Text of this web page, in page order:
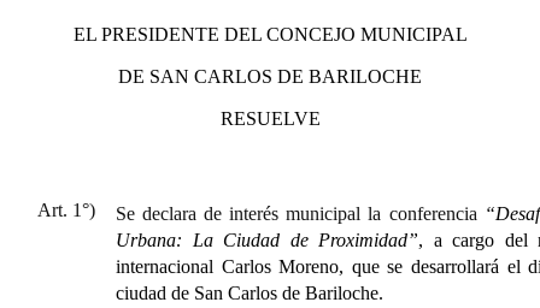
EL PRESIDENTE DEL CONCEJO MUNICIPAL
DE SAN CARLOS DE BARILOCHE
RESUELVE
Art. 1°) Se declara de interés municipal la conferencia
Urbana: La Ciudad de Proximidad”, a cargo del
internacional Carlos Moreno, que se desarrollará el
ciudad de San Carlos de Bariloche.